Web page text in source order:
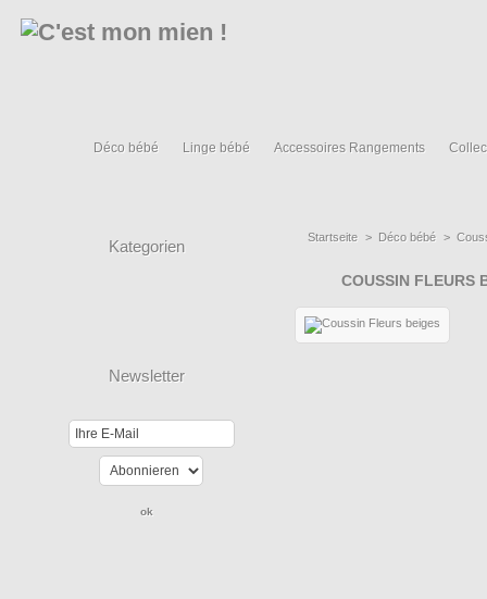
Déco bébé Linge bébé Accessoires Rangements
Kategorien
Newsletter
Startseite > Déco bébé >
COUSSIN FLEURS